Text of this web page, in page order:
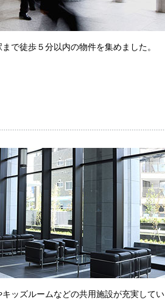
で徒歩５分以内の物件を集めました。
ッズルームなどの共用施設が充実してい